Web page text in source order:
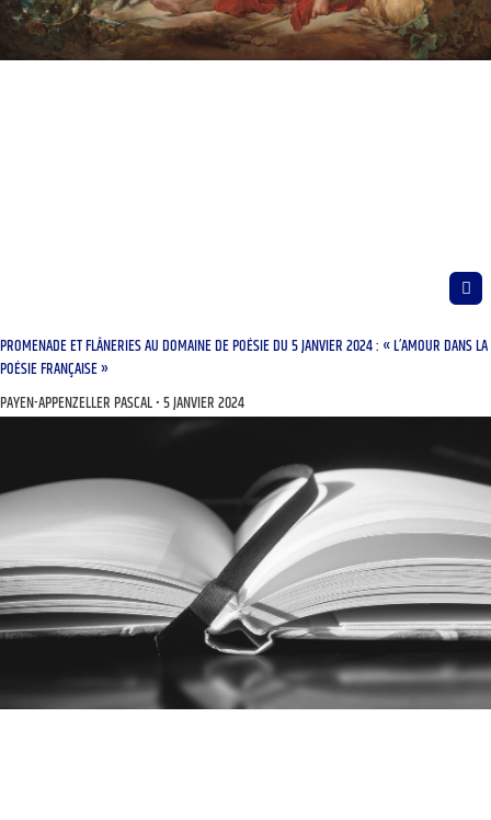
PROMENADE ET FLÂNERIES AU DOMAINE DE POÉSIE DU 5 JANVIER 2024 : « L’AMOUR DANS LA
POÉSIE FRANÇAISE »
PAYEN-APPENZELLER PASCAL 5 JANVIER 2024